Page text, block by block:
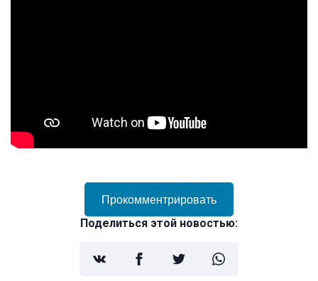
Прокомментрировать
Поделиться этой новостью: